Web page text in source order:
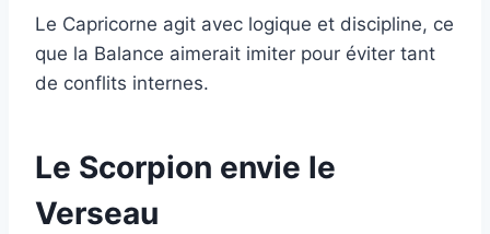
Le Capricorne agit avec logique et discipline, ce
que la Balance aimerait imiter pour éviter tant
de conflits internes.
Le Scorpion envie le
Verseau